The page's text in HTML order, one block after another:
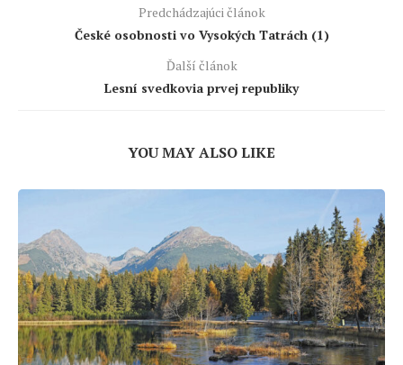
Predchádzajúci článok
České osobnosti vo Vysokých Tatrách (1)
Ďalší článok
Lesní svedkovia prvej republiky
YOU MAY ALSO LIKE